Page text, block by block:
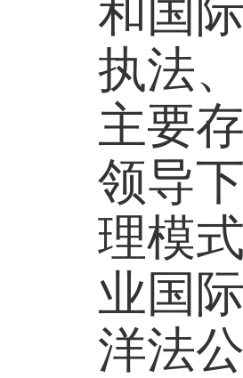
和国
执法
主要
领导
理模
业国
洋法